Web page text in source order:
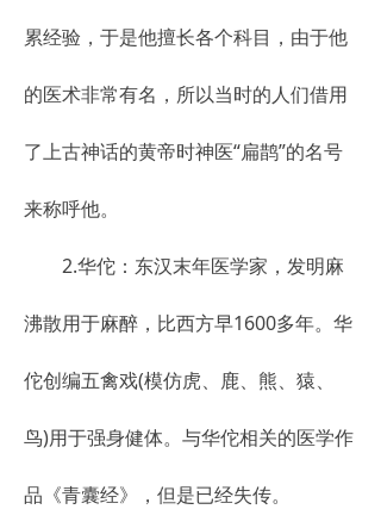
累经验，于是他擅长各个科目，由于他
的医术非常有名，所以当时的人们借用
了上古神话的黄帝时神医“扁鹊”的名号
来称呼他。
2.华佗：东汉末年医学家，发明麻
沸散用于麻醉，比西方早1600多年。华
佗创编五禽戏(模仿虎、鹿、熊、猿、
鸟)用于强身健体。与华佗相关的医学作
品《青囊经》，但是已经失传。